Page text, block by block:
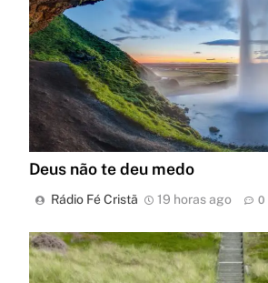
Deus não te deu medo
Rádio Fé Cristã 19 horas ago 0